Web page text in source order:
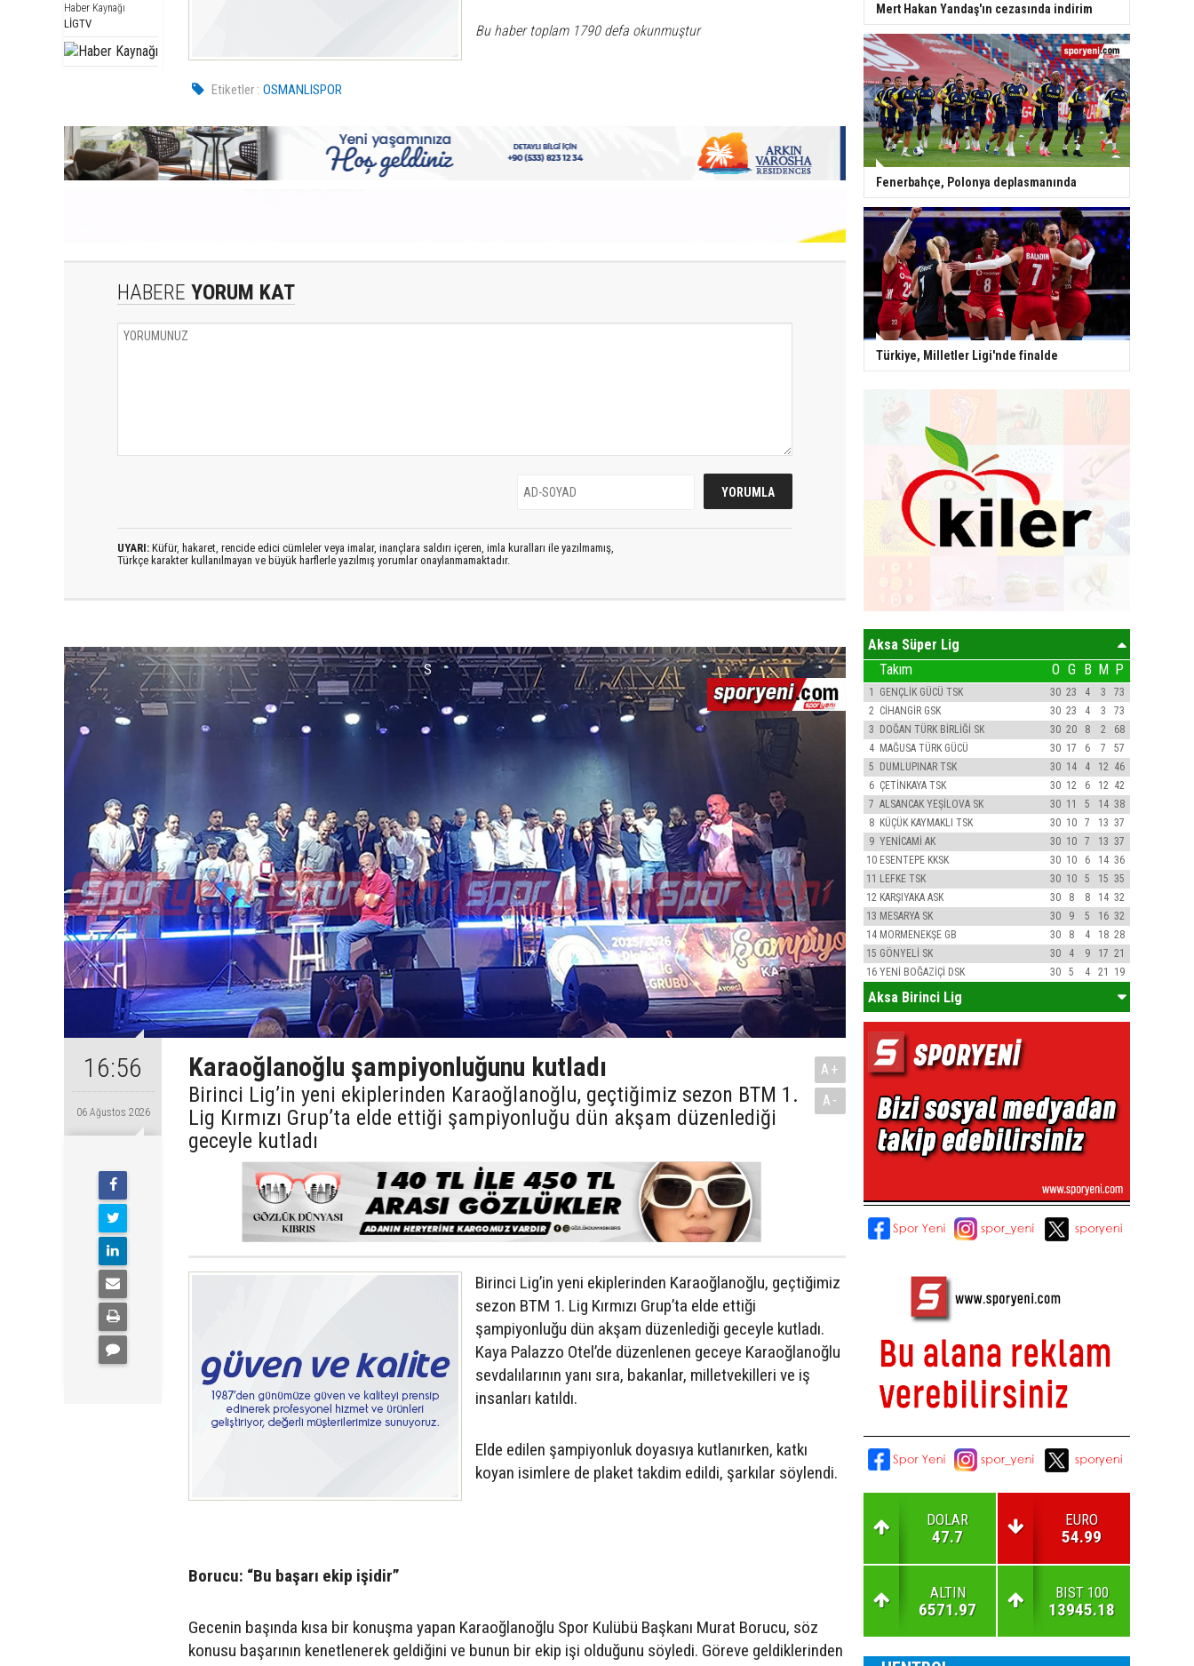
Haber Kaynağı
LİGTV Bu haber toplam 1790 defa okunmuştur
Etiketler : OSMANLISPOR
HABERE YORUM KAT
UYARI: Küfür, hakaret, rencide edici cümleler veya imalar, inançlara saldırı içeren, imla kuralları ile yazılmamış,
Türkçe karakter kullanılmayan ve büyük harflerle yazılmış yorumlar onaylanmamaktadır.
16:56
06 Ağustos 2026
Karaoğlanoğlu şampiyonluğunu kutladı
Birinci Lig’in yeni ekiplerinden Karaoğlanoğlu, geçtiğimiz sezon BTM 1.
Lig Kırmızı Grup’ta elde ettiği şampiyonluğu dün akşam düzenlediği
geceyle kutladı
A+
A-
Birinci Lig’in yeni ekiplerinden Karaoğlanoğlu, geçtiğimiz
sezon BTM 1. Lig Kırmızı Grup’ta elde ettiği
şampiyonluğu dün akşam düzenlediği geceyle kutladı.
Kaya Palazzo Otel’de düzenlenen geceye Karaoğlanoğlu
sevdalılarının yanı sıra, bakanlar, milletvekilleri ve iş
insanları katıldı.
Elde edilen şampiyonluk doyasıya kutlanırken, katkı
koyan isimlere de plaket takdim edildi, şarkılar söylendi.
Borucu: “Bu başarı ekip işidir”
Gecenin başında kısa bir konuşma yapan Karaoğlanoğlu Spor Kulübü Başkanı Murat Borucu, söz
konusu başarının kenetlenerek geldiğini ve bunun bir ekip işi olduğunu söyledi. Göreve geldiklerinden
Mert Hakan Yandaş'ın cezasında indirim
Fenerbahçe, Polonya deplasmanında
Türkiye, Milletler Ligi'nde finalde
Aksa Süper Lig
S
Takım O G B M P
1 GENÇLİK GÜCÜ TSK 30 23 4 3
73
2 CİHANGİR GSK 30 23 4 3
73
3 DOĞAN TÜRK BİRLİĞİ SK 30 20 8 2
68
4 MAĞUSA TÜRK GÜCÜ 30 17 6 7
57
5 DUMLUPINAR TSK 30 14 4 12 46
6 ÇETİNKAYA TSK 30 12 6 12 42
7 ALSANCAK YEŞİLOVA SK 30 11 5 14 38
8 KÜÇÜK KAYMAKLI TSK 30 10 7 13 37
9 YENİCAMİ AK 30 10 7 13 37
10 ESENTEPE KKSK 30 10 6 14 36
11 LEFKE TSK 30 10 5 15 35
12 KARŞIYAKA ASK 30 8 8 14 32
13 MESARYA SK 30 9 5 16 32
14 MORMENEKŞE GB 30 8 4 18 28
15 GÖNYELİ SK 30 4 9 17 21
16 YENİ BOĞAZİÇİ DSK 30 5 4 21 19
Aksa Birinci Lig
DOLAR
47.7
EURO
54.99
ALTIN
6571.97
BIST 100
13945.18